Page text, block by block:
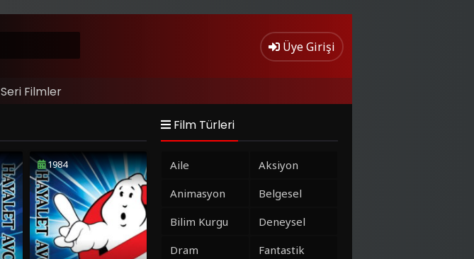
Üye Girişi
Seri Filmler
1984
Film Türleri
Aile
Aksiyon
Animasyon
Belgesel
Bilim Kurgu
Deneysel
Dram
Fantastik